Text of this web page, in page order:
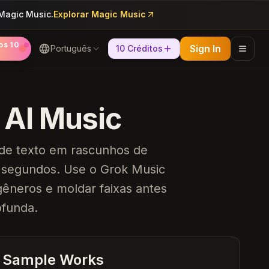
Music.Explorar Magic Music
10 Português 10 Créditos Sign In
Music
texto em rascunhos de
Use o Grok Music
e moldar faixas antes
Sample Works
Heartbreak Souvenirs
Summer Dreams